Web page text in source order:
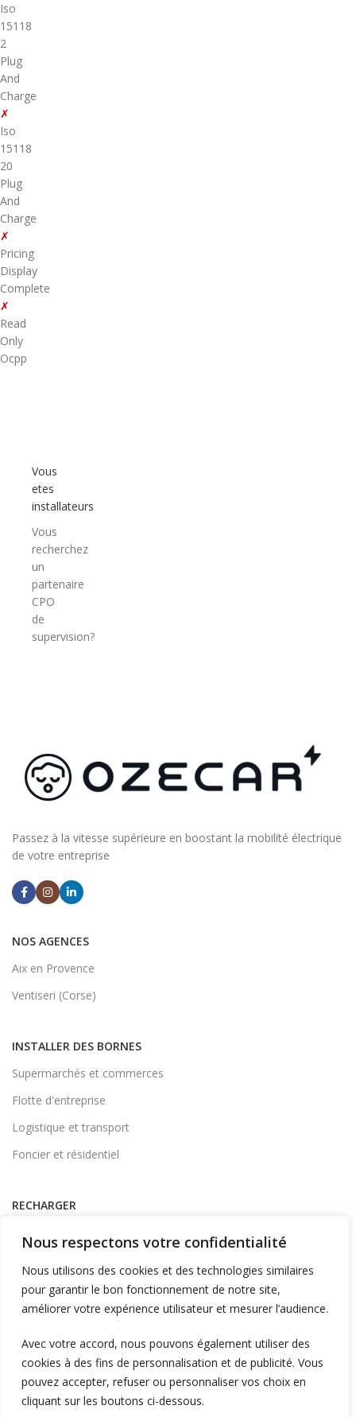
Nous respectons votre confidentialité
Nous utilisons des cookies et des technologies similaires
pour garantir le bon fonctionnement de notre site,
améliorer votre expérience utilisateur et mesurer l’audience.
Avec votre accord, nous pouvons également utiliser des
cookies à des fins de personnalisation et de publicité. Vous
pouvez accepter, refuser ou personnaliser vos choix en
cliquant sur les boutons ci-dessous.
Iso
15118
2
Plug
And
Charge
✗
Iso
15118
20
Plug
And
Charge
✗
Pricing
Display
Complete
✗
Read
Only
Ocpp
Vous
etes
installateurs
Vous
recherchez
un
partenaire
CPO
de
supervision?
Passez à la vitesse supérieure en boostant la mobilité électrique
de votre entreprise
NOS AGENCES
Aix en Provence
Ventiseri (Corse)
INSTALLER DES BORNES
Supermarchés et commerces
Flotte d'entreprise
Logistique et transport
Foncier et résidentiel
RECHARGER
A Domicile
Télécharger l'application
LIENS UTILES
L'entreprise